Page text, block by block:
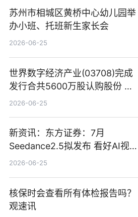
苏州市相城区黄桥中心幼儿园举
办小班、托班新生家长会
2026-06-25
世界数字经济产业(03708)完成
发行合共5600万股认购股份 净
筹约1007万港元 独家焦点
2026-06-25
新资讯：东方证券：7月
Seedance2.5拟发布 看好AI视频
创作工作流进一步提效
2026-06-25
核保时会查看所有体检报告吗？
观速讯